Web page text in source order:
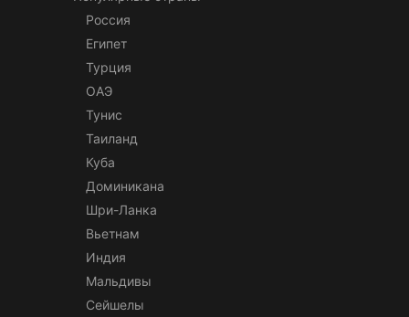
Россия
Египет
Турция
ОАЭ
Тунис
Таиланд
Куба
Доминикана
Шри-Ланка
Вьетнам
Индия
Мальдивы
Сейшелы